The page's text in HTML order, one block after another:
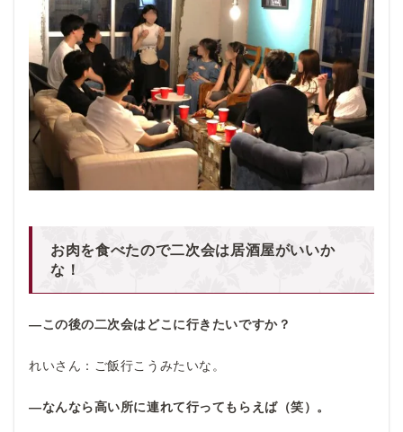
お肉を食べたので二次会は居酒屋がいいか
な！
―この後の二次会はどこに行きたいですか？
れいさん：ご飯行こうみたいな。
―なんなら高い所に連れて行ってもらえば（笑）。